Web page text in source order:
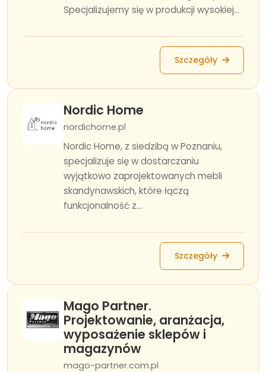
Specjalizujemy się w produkcji wysokiej...
Szczegóły
Nordic Home
nordichome.pl
Nordic Home, z siedzibą w Poznaniu,
specjalizuje się w dostarczaniu
wyjątkowo zaprojektowanych mebli
skandynawskich, które łączą
funkcjonalność z...
Szczegóły
Mago Partner.
Projektowanie, aranżacja,
wyposażenie sklepów i
magazynów
mago-partner.com.pl